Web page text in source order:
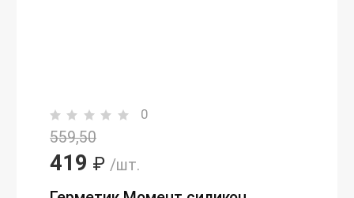
0
559,50
419 ₽ /шт.